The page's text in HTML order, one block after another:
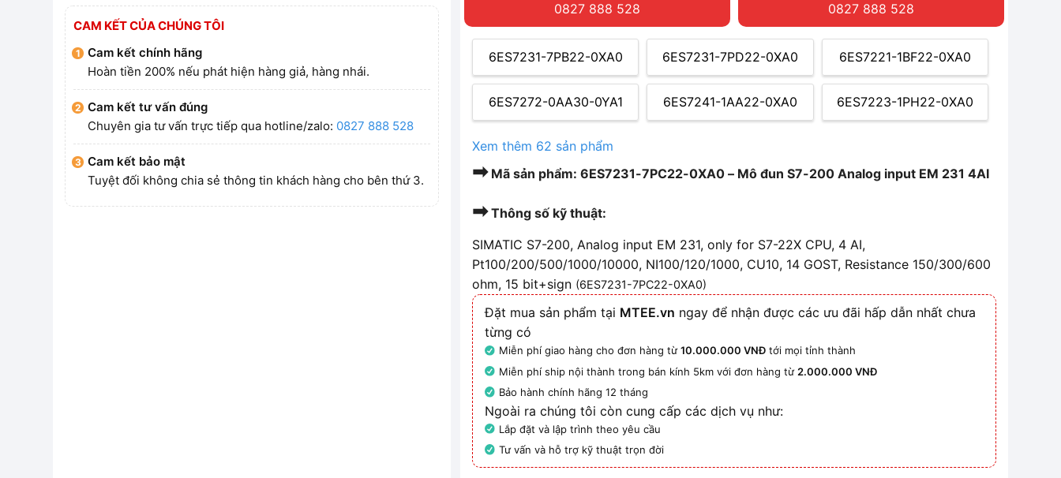
CAM KẾT CỦA CHÚNG TÔI
Cam kết chính hãng
Hoàn tiền 200% nếu phát hiện hàng giả, hàng nhái.
Cam kết tư vấn đúng
Chuyên gia tư vấn trực tiếp qua hotline/zalo: 0827 888 528
Cam kết bảo mật
Tuyệt đối không chia sẻ thông tin khách hàng cho bên thứ 3.
0827 888 528
0827 888 528
6ES7231-7PB22-0XA0 6ES7231-7PD22-0XA0 6ES7221-1BF22-0XA0
6ES7272-0AA30-0YA1 6ES7241-1AA22-0XA0 6ES7223-1PH22-0XA0
Xem thêm 62 sản phẩm
➡Mã sản phẩm: 6ES7231-7PC22-0XA0 – Mô đun S7-200 Analog input EM 231 4AI
➡Thông số kỹ thuật:
SIMATIC S7-200, Analog input EM 231, only for S7-22X CPU, 4 AI,
Pt100/200/500/1000/10000, NI100/120/1000, CU10, 14 GOST, Resistance 150/300/600
ohm, 15 bit+sign (6ES7231-7PC22-0XA0)
Đặt mua sản phẩm tại MTEE.vn ngay để nhận được các ưu đãi hấp dẫn nhất chưa
từng có
Miễn phí giao hàng cho đơn hàng từ10.000.000 VNĐ tới mọi tỉnh thành
Miễn phí ship nội thành trong bán kính 5km với đơn hàng từ 2.000.000 VNĐ
Bảo hành chính hãng 12 tháng
Ngoài ra chúng tôi còn cung cấp các dịch vụ như:
Lắp đặt và lập trình theo yêu cầu
Tư vấn và hỗ trợ kỹ thuật trọn đời